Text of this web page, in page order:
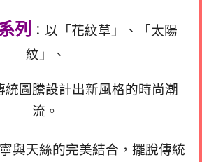
列
：以「花紋草」、「太陽
紋」、
統圖騰設計出新風格的時尚潮
流。
寧與天絲的完美結合，擺脫傳統